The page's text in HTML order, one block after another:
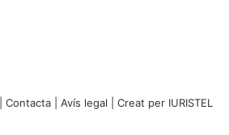
Contacta Avís legal | Creat per IURISTEL